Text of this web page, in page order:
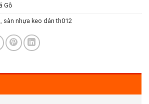
Gỗ
sàn nhựa keo dán th012